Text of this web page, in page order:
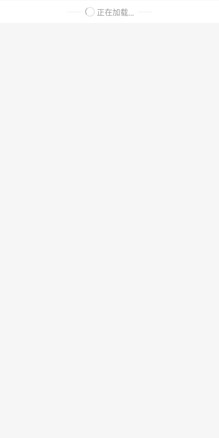
正在加载...